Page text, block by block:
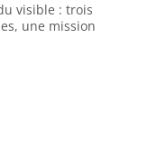
visible : trois
une mission